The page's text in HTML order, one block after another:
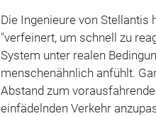
Die Ingenieure von Stellantis
"verfeinert, um schnell zu
System unter realen
menschenähnlich anfühlt.
Abstand zum
einfädelnden Verkehr